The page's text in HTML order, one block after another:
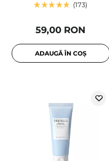
173
59,00 RON
ADAUGĂ ÎN COȘ